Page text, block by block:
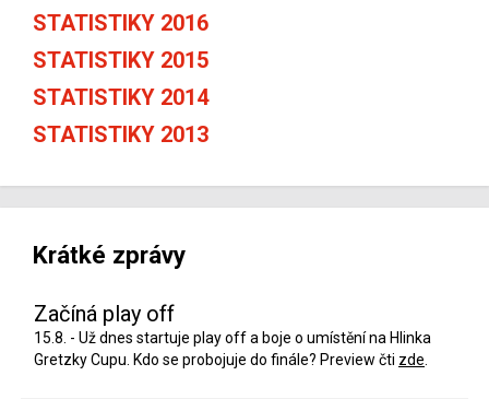
STATISTIKY 2016
STATISTIKY 2015
STATISTIKY 2014
STATISTIKY 2013
Krátké zprávy
Začíná play off
15.8. - Už dnes startuje play off a boje o umístění na Hlinka
Gretzky Cupu. Kdo se probojuje do finále? Preview čti zde